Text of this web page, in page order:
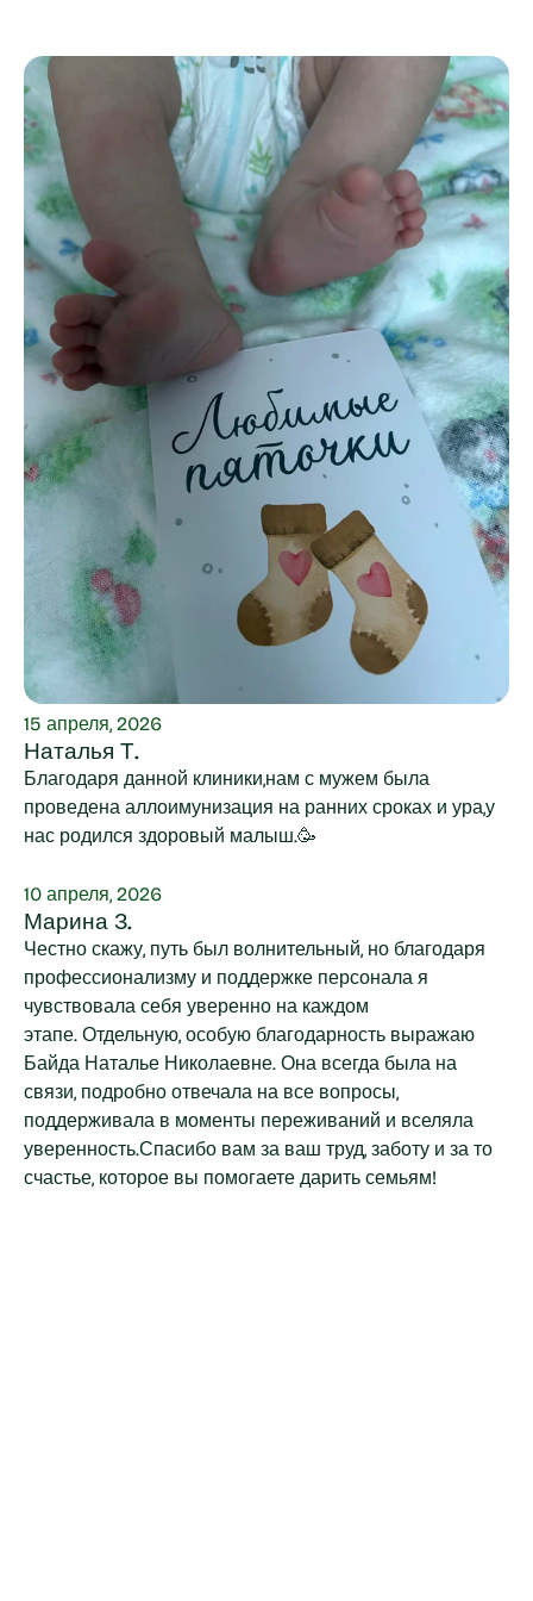
15 апреля, 2026
Наталья Т.
Благодаря данной клиники,нам с мужем была
проведена аллоимунизация на ранних сроках и ура,у
нас родился здоровый малыш.🥳
10 апреля, 2026
Марина З.
Честно скажу, путь был волнительный, но благодаря
профессионализму и поддержке персонала я
чувствовала себя уверенно на каждом
этапе. Отдельную, особую благодарность выражаю
Байда Наталье Николаевне. Она всегда была на
связи, подробно отвечала на все вопросы,
поддерживала в моменты переживаний и вселяла
уверенность.Спасибо вам за ваш труд, заботу и за то
счастье, которое вы помогаете дарить семьям!